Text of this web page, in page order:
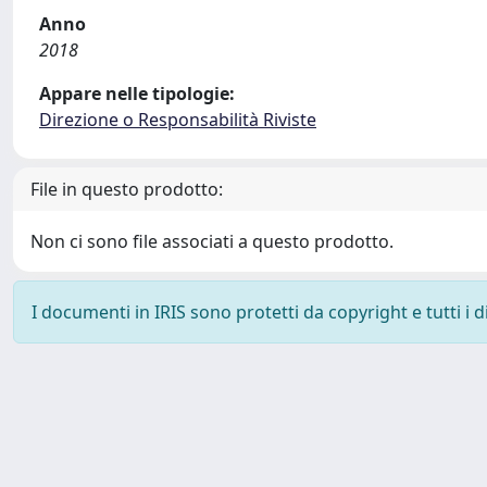
Anno
2018
Appare nelle tipologie:
Direzione o Responsabilità Riviste
File in questo prodotto:
Non ci sono file associati a questo prodotto.
I documenti in IRIS sono protetti da copyright e tutti i